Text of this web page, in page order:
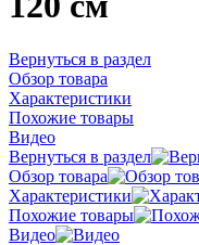
Вернуться в раздел
Обзор товара
Характеристики
Похожие товары
Видео
Вернуться в раздел
Обзор товара
Характеристики
Похожие товары
Видео